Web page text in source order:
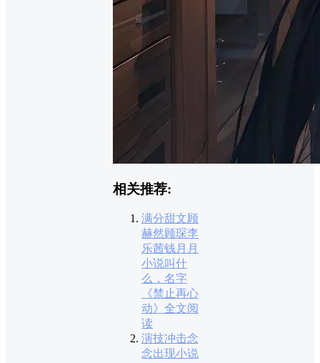
相关推荐:
满分甜文顾
赫然顾琛李
乐茜钱月月
小说叫什
么，名字
《禁止再心
动》全文阅
读
演技冲击念
念出现小说